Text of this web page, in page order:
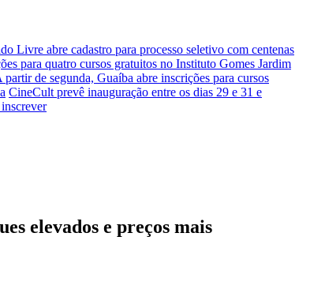
Livre abre cadastro para processo seletivo com centenas
para quatro cursos gratuitos no Instituto Gomes Jardim
partir de segunda, Guaíba abre inscrições para cursos
CineCult prevê inauguração entre os dias 29 e 31 e
elevados e preços mais